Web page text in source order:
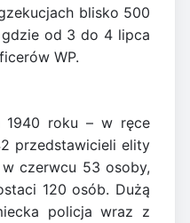
blisko 500
gdzie od 3 do 4 lipca
WP.
1940 roku – w ręce
przedstawicieli elity
czerwcu 53 osoby,
120 osób. Dużą
policja wraz z